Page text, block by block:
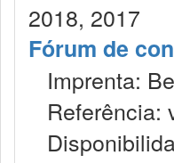
2018, 2017
Fórum de
Imprenta:
Referência: